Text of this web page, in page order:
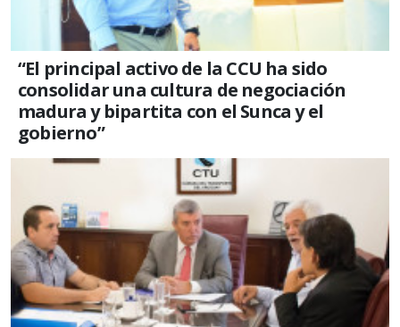
“El principal activo de la CCU ha sido
consolidar una cultura de negociación
madura y bipartita con el Sunca y el
gobierno”